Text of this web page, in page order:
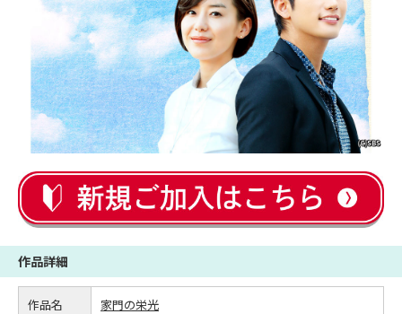
作品詳細
作品名 家門の栄光